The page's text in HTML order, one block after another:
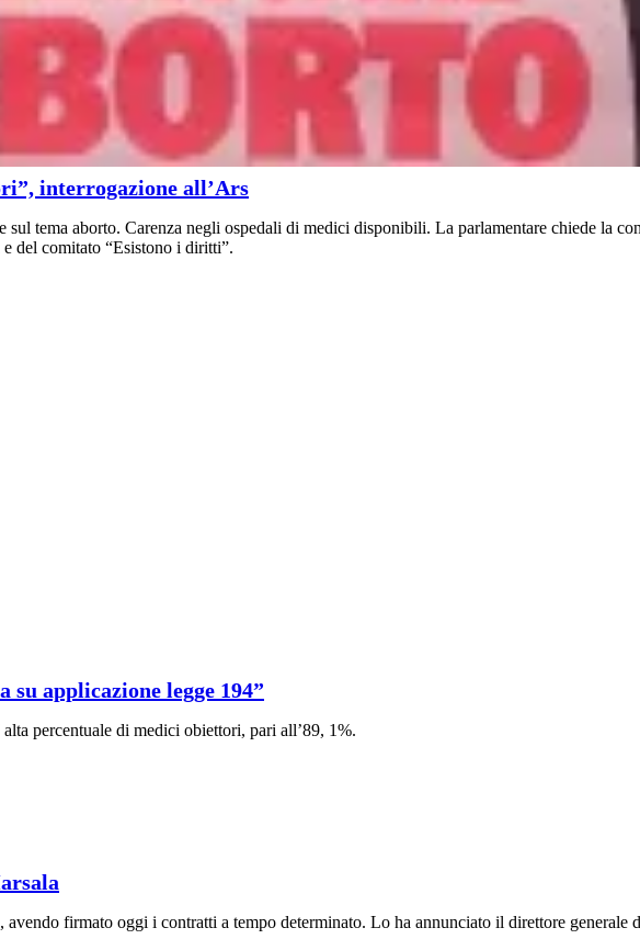
interrogazione all’Ars
sul tema aborto. Carenza negli ospedali di medici disponibili. La parlamentare chiede la
del comitato “Esistono i diritti”.
applicazione legge 194”
percentuale di medici obiettori, pari all’89, 1%.
firmato oggi i contratti a tempo determinato. Lo ha annunciato il direttore generale